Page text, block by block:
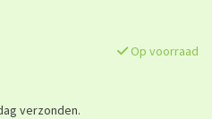
Op voorraad
verzonden.